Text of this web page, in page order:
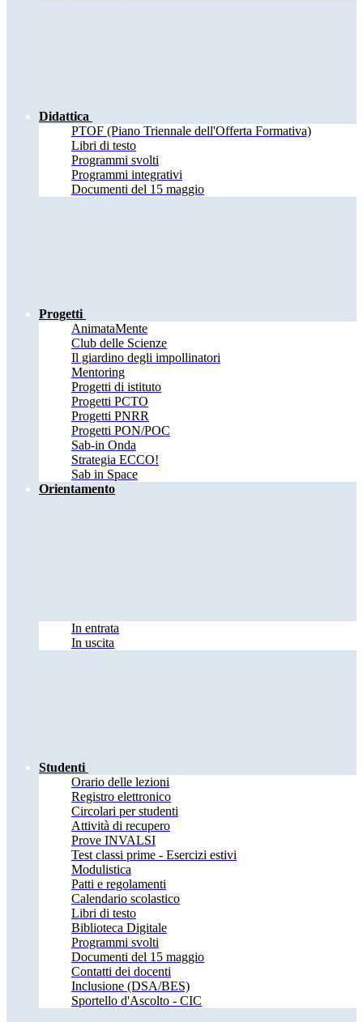
Didattica
PTOF (Piano Triennale dell'Offerta Formativa)
Libri di testo
Programmi svolti
Programmi integrativi
Documenti del 15 maggio
Progetti
AnimataMente
Club delle Scienze
Il giardino degli impollinatori
Mentoring
Progetti di istituto
Progetti PCTO
Progetti PNRR
Progetti PON/POC
Sab-in Onda
Strategia ECCO!
Sab in Space
Orientamento
In entrata
In uscita
Studenti
Orario delle lezioni
Registro elettronico
Circolari per studenti
Attività di recupero
Prove INVALSI
Test classi prime - Esercizi estivi
Modulistica
Patti e regolamenti
Calendario scolastico
Libri di testo
Biblioteca Digitale
Programmi svolti
Documenti del 15 maggio
Contatti dei docenti
Inclusione (DSA/BES)
Sportello d'Ascolto - CIC